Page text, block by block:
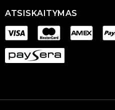
ATSISKAITYMAS